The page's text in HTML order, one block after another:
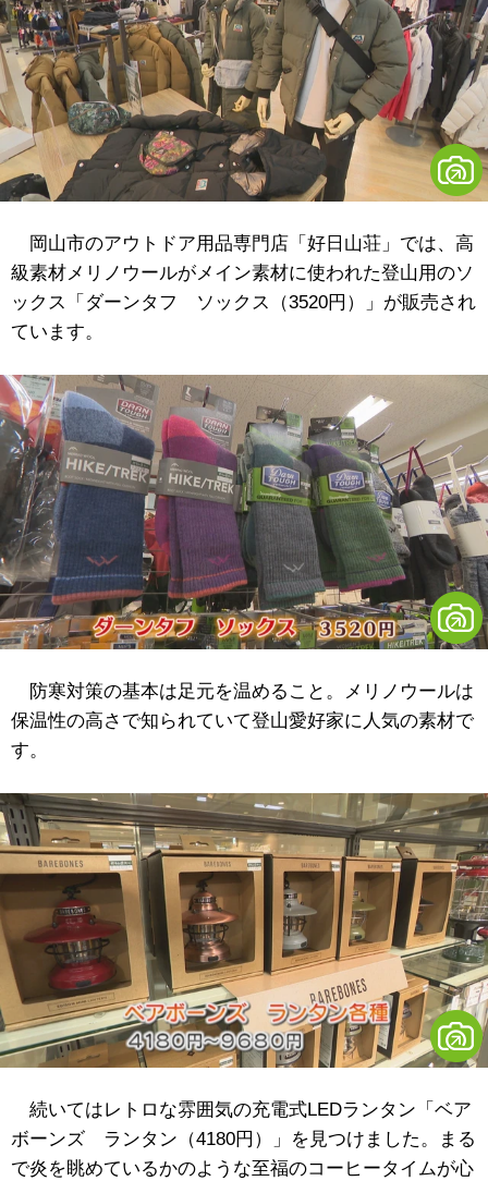
岡山市のアウトドア用品専門店「好日山荘」では、高
級素材メリノウールがメイン素材に使われた登山用のソ
ックス「ダーンタフ ソックス（3520円）」が販売され
ています。
防寒対策の基本は足元を温めること。メリノウールは
保温性の高さで知られていて登山愛好家に人気の素材で
す。
続いてはレトロな雰囲気の充電式LEDランタン「ベア
ボーンズ ランタン（4180円）」を見つけました。まる
で炎を眺めているかのような至福のコーヒータイムが心